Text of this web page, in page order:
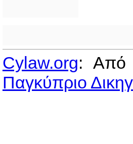
Cylaw.org: Από
Παγκύπριο